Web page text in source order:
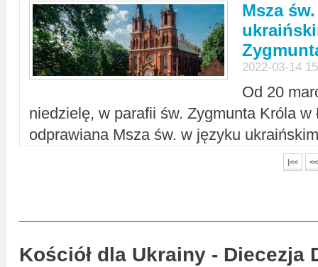
Msza
2022-03-14
Od 20
niedzielę, w parafii św. Zygmunta Króla w
odprawiana Msza św. w języku
|<< <<
Kościół dla Ukrainy - Diecezja